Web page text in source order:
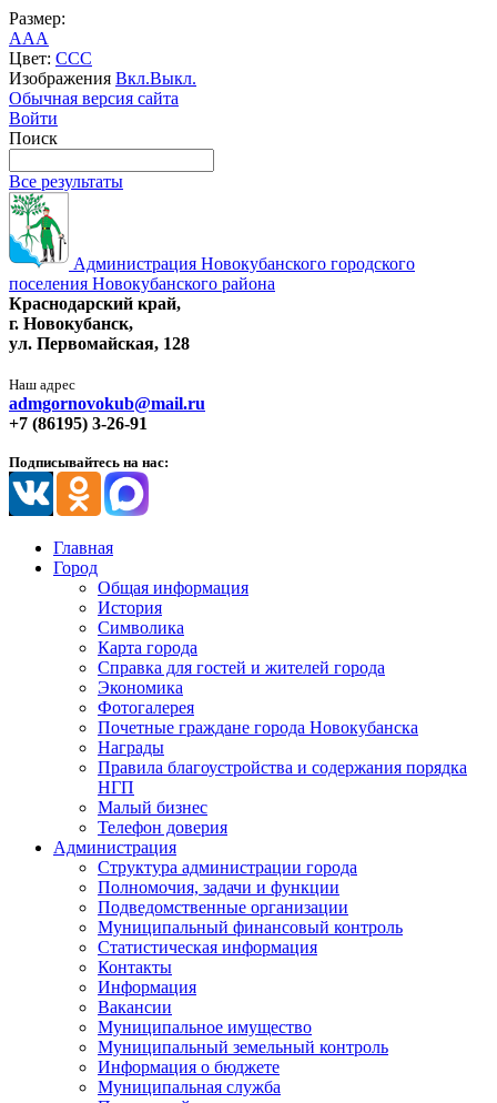
Размер:
AAA
Цвет: CCC
Изображения Вкл.Выкл.
Обычная версия сайта
Войти
Поиск
Все результаты
Администрация Новокубанского городского
поселения Новокубанского района
Краснодарский край,
г. Новокубанск,
ул. Первомайская, 128
Наш адрес
admgornovokub@mail.ru
+7 (86195) 3-26-91
Подписывайтесь на нас:
Главная
Город
Общая информация
История
Символика
Карта города
Справка для гостей и жителей города
Экономика
Фотогалерея
Почетные граждане города Новокубанска
Награды
Правила благоустройства и содержания порядка
НГП
Малый бизнес
Телефон доверия
Администрация
Структура администрации города
Полномочия, задачи и функции
Подведомственные организации
Муниципальный финансовый контроль
Статистическая информация
Контакты
Информация
Вакансии
Муниципальное имущество
Муниципальный земельный контроль
Информация о бюджете
Муниципальная служба